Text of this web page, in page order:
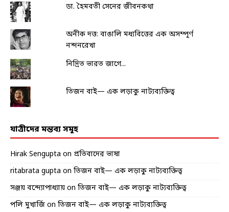
ডা. হৈমবতী সেনের জীবনকথা
অনীক দত্ত: বাঙালি মধ্যবিত্তের এক অসম্পূর্ণ
নন্দনরেখা
নিদ্রিত ভারত জাগে...
তিজন বাই— এক লড়াকু নাট্যব্যক্তিত্ব
যাত্রীদের মন্তব্য সমূহ
Hirak Sengupta on প্রতিবাদের ভাষা
ritabrata gupta on তিজন বাই— এক লড়াকু নাট্যব্যক্তিত্ব
সঞ্জয় বন্দ্যোপাধ্যায় on তিজন বাই— এক লড়াকু নাট্যব্যক্তিত্ব
পলি মুখার্জি on তিজন বাই— এক লড়াকু নাট্যব্যক্তিত্ব